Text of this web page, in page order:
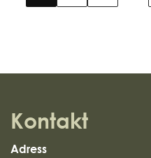
Kontakt
Adress